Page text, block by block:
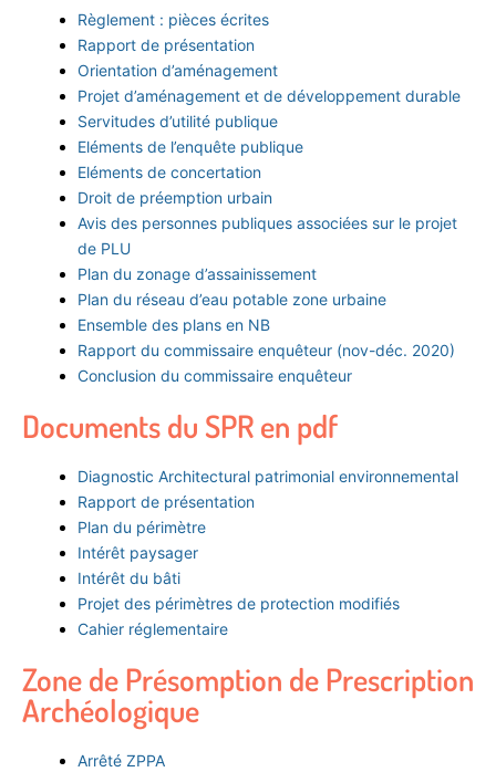
Règlement : pièces écrites
Rapport de présentation
Orientation d’aménagement
Projet d’aménagement et de développement durable
Servitudes d’utilité publique
Eléments de l’enquête publique
Eléments de concertation
Droit de préemption urbain
Avis des personnes publiques associées sur le projet
de PLU
Plan du zonage d’assainissement
Plan du réseau d’eau potable zone urbaine
Ensemble des plans en NB
Rapport du commissaire enquêteur (nov-déc. 2020)
Conclusion du commissaire enquêteur
Documents du SPR en pdf
Diagnostic Architectural patrimonial environnemental
Rapport de présentation
Plan du périmètre
Intérêt paysager
Intérêt du bâti
Projet des périmètres de protection modifiés
Cahier réglementaire
Zone de Présomption de Prescription
Archéologique
Arrêté ZPPA